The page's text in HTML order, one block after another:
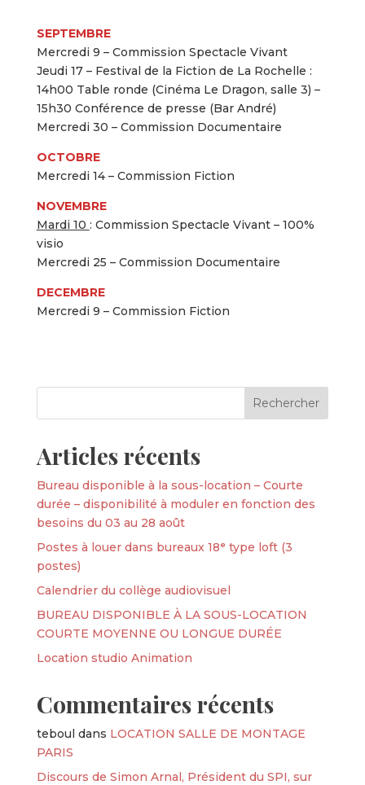
SEPTEMBRE
Mercredi 9 – Commission Spectacle Vivant
Jeudi 17 – Festival de la Fiction de La Rochelle :
14h00 Table ronde (Cinéma Le Dragon, salle 3) –
15h30 Conférence de presse (Bar André)
Mercredi 30 – Commission Documentaire
OCTOBRE
Mercredi 14 – Commission Fiction
NOVEMBRE
Mardi 10 : Commission Spectacle Vivant – 100%
visio
Mercredi 25 – Commission Documentaire
DECEMBRE
Mercredi 9 – Commission Fiction
Articles récents
Bureau disponible à la sous-location – Courte
durée – disponibilité à moduler en fonction des
besoins du 03 au 28 août
Postes à louer dans bureaux 18ᵉ type loft (3
postes)
Calendrier du collège audiovisuel
BUREAU DISPONIBLE À LA SOUS-LOCATION
COURTE MOYENNE OU LONGUE DURÉE
Location studio Animation
Commentaires récents
teboul dans LOCATION SALLE DE MONTAGE
PARIS
Discours de Simon Arnal, Président du SPI, sur